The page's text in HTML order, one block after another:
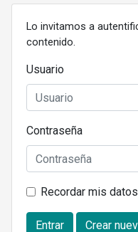
Lo invitamos a
contenido.
Usuario
Contraseña
Recordar mis
Entrar Crear